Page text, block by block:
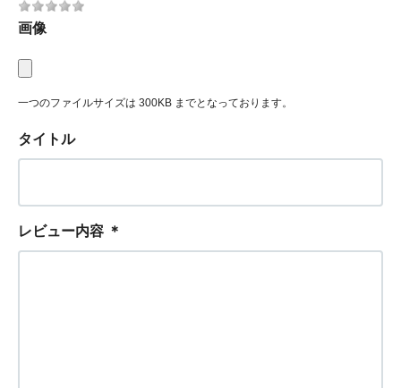
画像
一つのファイルサイズは 300KB までとなっております。
タイトル
レビュー内容 ＊